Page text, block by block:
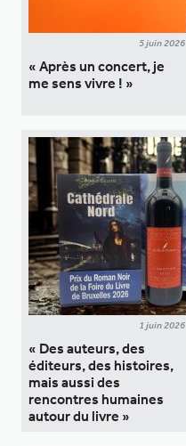
5 juin 2026
« Après un concert, je
me sens vivre ! »
1 juin 2026
« Des auteurs, des
éditeurs, des histoires,
mais aussi des
rencontres humaines
autour du livre »